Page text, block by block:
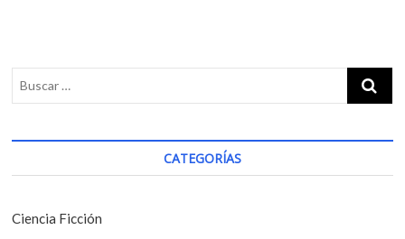
g
a
i
ó
n
p
s
:
:
CATEGORÍAS
Ciencia Ficción